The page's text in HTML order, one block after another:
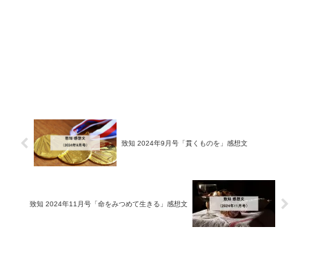
致知 2024年9月号「貫くものを」感想文
致知 2024年11月号「命をみつめて生きる」感想文